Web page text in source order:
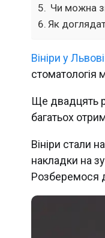
Чи можна
Як
Вініри у Львові
стоматологія
Ще двадцять
багатьох
Вініри стали
накладки на
Розберемося